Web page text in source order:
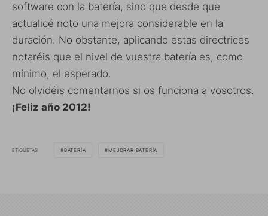
software con la batería, sino que desde que
actualicé noto una mejora considerable en la
duración. No obstante, aplicando estas directrices
notaréis que el nivel de vuestra batería es, como
mínimo, el esperado.
No olvidéis comentarnos si os funciona a vosotros.
¡Feliz año 2012!
ETIQUETAS BATERÍA MEJORAR BATERÍA